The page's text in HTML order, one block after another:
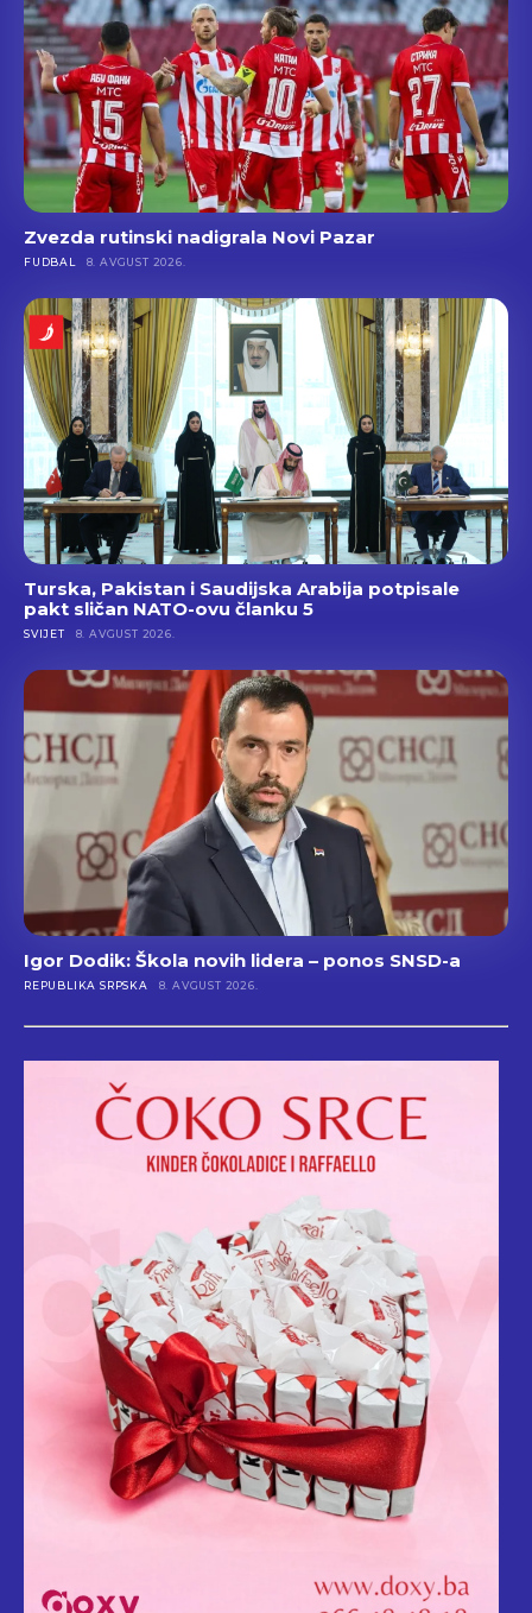
Zvezda rutinski nadigrala Novi Pazar
FUDBAL 8. AVGUST 2026.
Turska, Pakistan i Saudijska Arabija potpisale
pakt sličan NATO-ovu članku 5
SVIJET 8. AVGUST 2026.
Igor Dodik: Škola novih lidera – ponos SNSD-a
REPUBLIKA SRPSKA 8. AVGUST 2026.